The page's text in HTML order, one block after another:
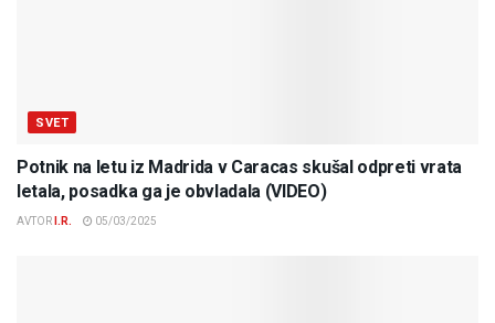
SVET
Potnik na letu iz Madrida v Caracas skušal odpreti vrata
letala, posadka ga je obvladala (VIDEO)
AVTOR I.R. 05/03/2025